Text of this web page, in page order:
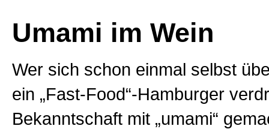
Umami im Wein
Wer sich schon einmal selbst
ein „Fast-Food“-Hamburger
Bekanntschaft mit „umami“